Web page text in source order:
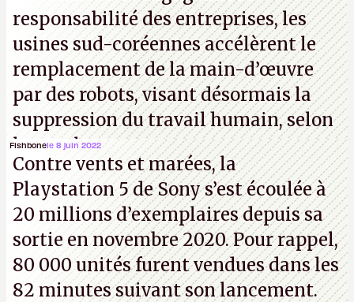
responsabilité des entreprises, les
usines sud-coréennes accélèrent le
remplacement de la main-d’œuvre
par des robots, visant désormais la
suppression du travail humain, selon
les analystes.
Fishbonele 8 juin 2022
Contre vents et marées, la
Playstation 5 de Sony s’est écoulée à
20 millions d’exemplaires depuis sa
sortie en novembre 2020. Pour rappel,
80 000 unités furent vendues dans les
82 minutes suivant son lancement.